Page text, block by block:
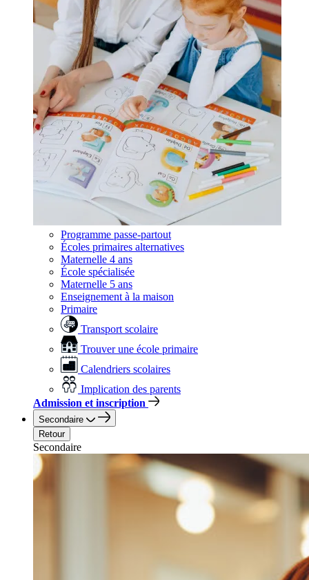
Programme passe-partout
Écoles primaires alternatives
Maternelle 4 ans
École spécialisée
Maternelle 5 ans
Enseignement à la maison
Primaire
Transport scolaire
Trouver une école primaire
Calendriers scolaires
Implication des parents
Admission et inscription
Secondaire
Retour
Secondaire